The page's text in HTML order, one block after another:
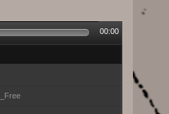
00:00